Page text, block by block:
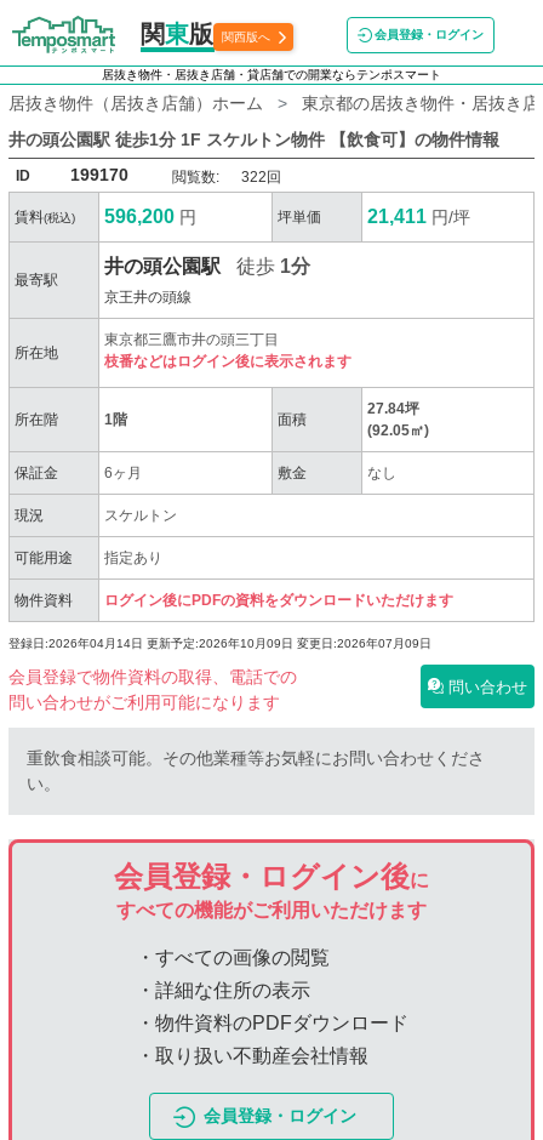
関東版 関西版へ 会員登録・ログイン
居抜き物件・居抜き店舗・貸店舗での開業ならテンポスマート
居抜き物件（居抜き店舗）ホーム
東京都の居抜き物件・居抜き
井の頭公園駅 徒歩1分 1F スケルトン物件 【飲食可】 の物件情報
ID 199170 閲覧数: 322回
賃料(税込) 596,200 円 坪単価 21,411 円/坪
最寄駅
井の頭公園駅 徒歩 1分
京王井の頭線
所在地
東京都三鷹市井の頭三丁目
枝番などはログイン後に表示されます
所在階 1階 面積
27.84坪
(92.05㎡)
保証金 6ヶ月 敷金 なし
現況 スケルトン
可能用途 指定あり
物件資料 ログイン後にPDFの資料をダウンロードいただけます
登録日:2026年04月14日 更新予定:2026年10月09日 変更日:2026年07月09日
会員登録で物件資料の取得、電話での
問い合わせがご利用可能になります
問い合わせ
重飲食相談可能。その他業種等お気軽にお問い合わせくださ
い。
会員登録・ログイン後に
すべての機能がご利用いただけます
・すべての画像の閲覧
・詳細な住所の表示
・物件資料のPDFダウンロード
・取り扱い不動産会社情報
会員登録・ログイン